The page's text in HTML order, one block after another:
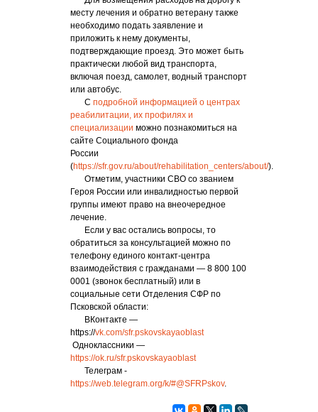
месту лечения и обратно ветерану также
необходимо подать заявление и
приложить к нему документы,
подтверждающие проезд. Это может быть
практически любой вид транспорта,
включая поезд, самолет, водный транспорт
или автобус.
С подробной информацией о центрах
реабилитации, их профилях и
специализации можно познакомиться на
сайте Социального фонда
России
(https://sfr.gov.ru/about/rehabilitation_centers/about/).
Отметим, участники СВО со званием
Героя России или инвалидностью первой
группы имеют право на внеочередное
лечение.
Если у вас остались вопросы, то
обратиться за консультацией можно по
телефону единого контакт-центра
взаимодействия с гражданами — 8 800 100
0001 (звонок бесплатный) или в
социальные сети Отделения СФР по
Псковской области:
ВКонтакте —
https://vk.com/sfr.pskovskayaoblast
Одноклассники —
https://ok.ru/sfr.pskovskayaoblast
Телеграм -
https://web.telegram.org/k/#@SFRPskov.